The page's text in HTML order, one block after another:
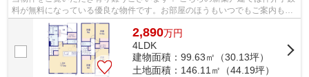
料が無料になっている優良な物件です。お部屋のほうもいつでもご案内もさ
せて頂きますのでお気軽にお問合せ下...
2,890万円
4LDK
建物面積：99.63㎡（30.13坪）
土地面積：146.11㎡（44.19坪）